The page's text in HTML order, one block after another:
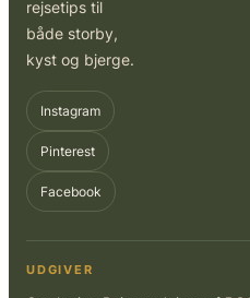
rejsetips til
både storby,
kyst og bjerge.
Instagram
Pinterest
Facebook
UDGIVER